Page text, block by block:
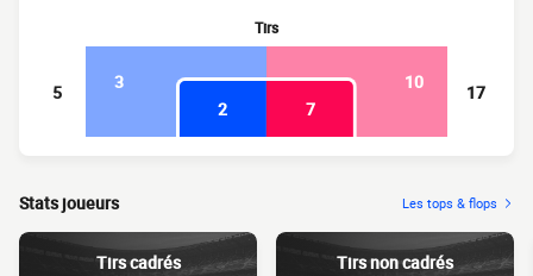
Tirs
5 3
10
2
7
17
Stats joueurs Les tops & flops
Tirs cadrés Tirs non cadrés